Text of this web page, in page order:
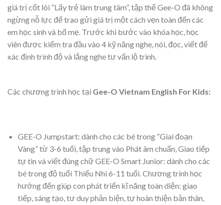
giá trị cốt lõi “Lấy trẻ làm trung tâm”, tập thể Gee-O đã không
ngừng nỗ lực để trao gửi giá trị một cách vẹn toàn đến các
em học sinh và bố mẹ. Trước khi bước vào khóa học, học
viên được kiểm tra đầu vào 4 kỹ năng nghe, nói, đọc, viết để
xác định trình độ và lắng nghe tư vấn lộ trình.
Các chương trình học tại Gee-O Vietnam English For Kids:
GEE-O Jumpstart: dành cho các bé trong “Giai đoạn
Vàng” từ 3-6 tuổi, tập trung vào Phát âm chuẩn, Giao tiếp
tự tin và viết đúng chữ GEE-O Smart Junior: dành cho các
bé trong độ tuổi Thiếu Nhi 6-11 tuổi. Chương trình học
hướng đến giúp con phát triển kĩ năng toàn diện: giao
tiếp, sáng tạo, tư duy phản biện, tự hoàn thiện bản thân,